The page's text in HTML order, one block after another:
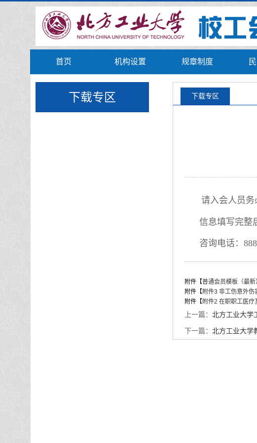
首页 机构设置 规章制度
下载专区 下载专区
请入会人员务
信息填写完整
咨询电话：
附件【普通会员模板（最新
附件【附件3 非工伤意外
附件【附件2 在职职工医
上一篇： 北方工业大学
下一篇： 北方工业大学